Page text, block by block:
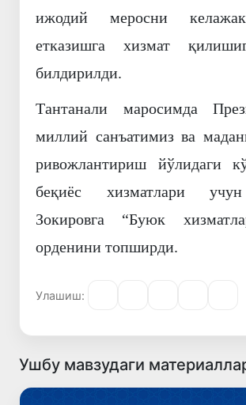
ижодий меросни
етказишга хизмат
билдирилди.
Тантанали маросимда
миллий санъатимиз ва
ривожлантириш йўлидаги
беқиёс хизматлари
Зокировга “Буюк
орденини топширди.
Улашиш:
Ушбу мавзудаги